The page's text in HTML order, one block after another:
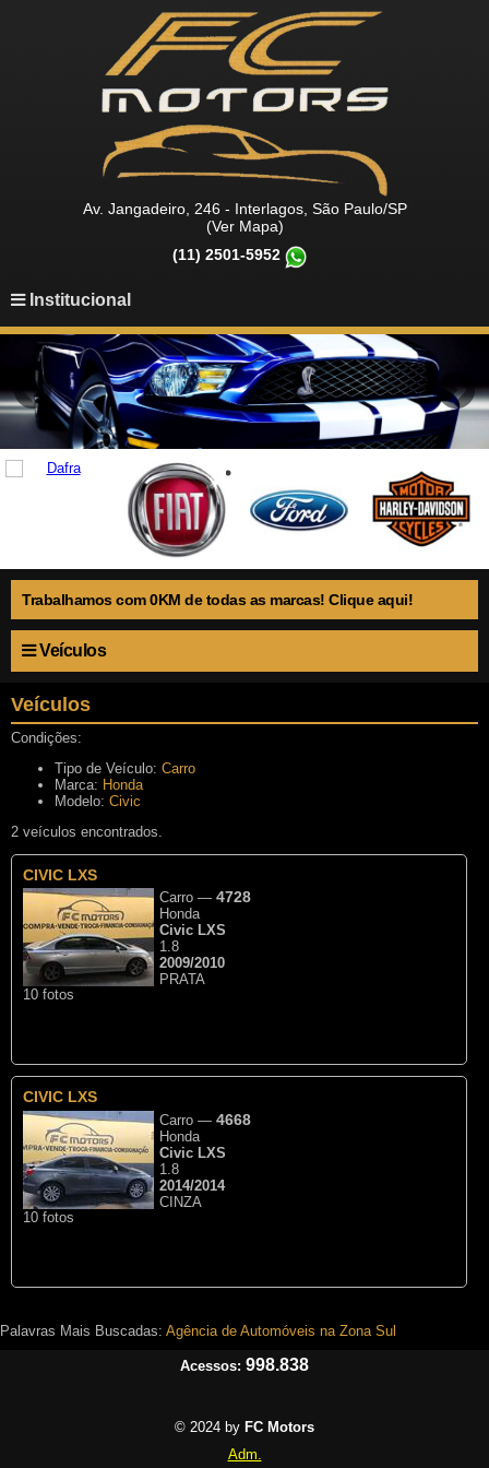
Av. Jangadeiro, 246 - Interlagos, São Paulo/SP
(Ver Mapa)
(11) 2501-5952
Institucional
Trabalhamos com 0KM de todas as marcas! Clique aqui!
Veículos
Veículos
Condições:
Tipo de Veículo: Carro
Marca: Honda
Modelo: Civic
2 veículos encontrados.
CIVIC LXS
10 fotos
Carro — 4728
Honda
Civic LXS
1.8
2009/2010
PRATA
CIVIC LXS
10 fotos
Carro — 4668
Honda
Civic LXS
1.8
2014/2014
CINZA
Palavras Mais Buscadas: Agência de Automóveis na Zona Sul
Acessos: 998.838
© 2024 by FC Motors
Adm.